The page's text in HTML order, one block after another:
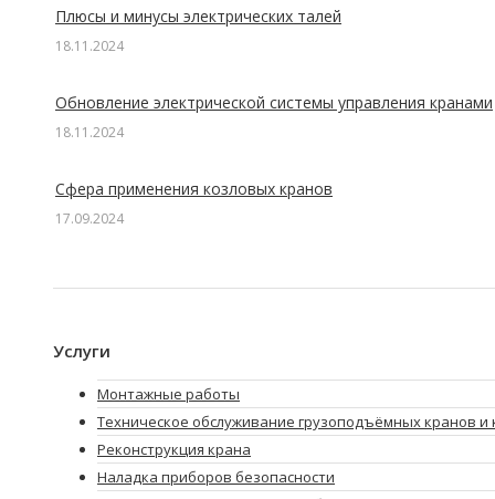
Плюсы и минусы электрических талей
18.11.2024
Обновление электрической системы управления кранами
18.11.2024
Сфера применения козловых кранов
17.09.2024
Услуги
Монтажные работы
Техническое обслуживание грузоподъёмных кранов и
Реконструкция крана
Наладка приборов безопасности